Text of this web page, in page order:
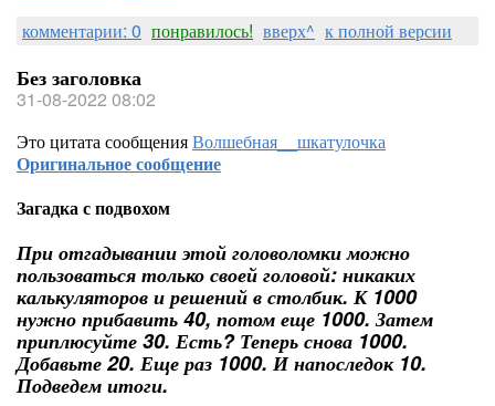
комментарии: 0 понравилось! вверх^ к полной версии
Без заголовка
31-08-2022 08:02
Это цитата сообщенияВолшебная__шкатулочка
Оригинальное сообщение
Загадка с подвохом
При отгадывании этой головоломки можно
пользоваться только своей головой: никаких
калькуляторов и решений в столбик. К 1000
нужно прибавить 40, потом еще 1000. Затем
приплюсуйте 30. Есть? Теперь снова 1000.
Добавьте 20. Еще раз 1000. И напоследок 10.
Подведем итоги.